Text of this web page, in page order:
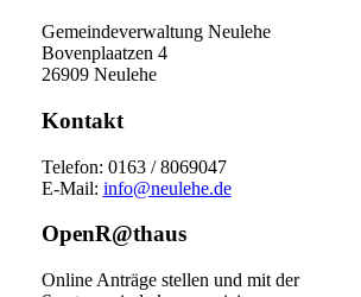
Gemeindeverwaltung Neulehe
Bovenplaatzen 4
26909 Neulehe
Kontakt
Telefon: 0163 / 8069047
E-Mail: info@neulehe.de
OpenR@thaus
Online Anträge stellen und mit der